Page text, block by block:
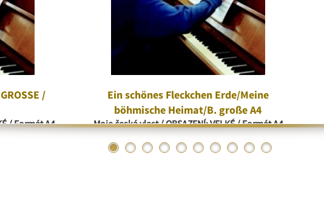
/
/ Formát A4
Ein schönes Fleckchen Erde/Meine
böhmische Heimat/B. große A4
Moje česká vlast / OBSAZENÍ: VELKÉ / Formát A4